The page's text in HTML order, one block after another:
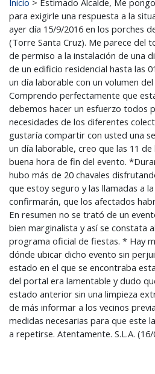
para exigirle una respuesta a la
ayer día 15/9/2016 en los porches
(Torre Santa Cruz). Me parece del
de permiso a la instalación de una
de un edificio residencial hasta las
un día laborable con un volumen
Comprendo perfectamente que
debemos hacer un esfuerzo todos
necesidades de los diferentes
gustaría compartir con usted una
un día laborable, creo que las 11
buena hora de fin del evento.
hubo más de 20 chavales
que estoy seguro y las llamadas a
confirmarán, que los afectados
En resumen no se trató de un
bien marginalista y así se constata
programa oficial de fiestas. * Hay
dónde ubicar dicho evento sin
estado en el que se encontraba
del portal era lamentable y dudo
estado anterior sin una limpieza
de más informar a los vecinos
medidas necesarias para que este
a repetirse. Atentamente. S.L.A.